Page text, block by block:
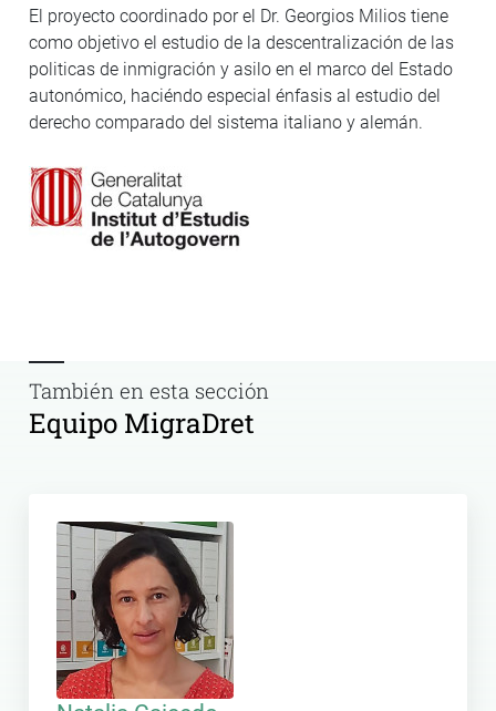
El proyecto coordinado por el Dr. Georgios Milios tiene
como objetivo el estudio de la descentralización de las
politicas de inmigración y asilo en el marco del Estado
autonómico, haciéndo especial énfasis al estudio del
derecho comparado del sistema italiano y alemán.
También en esta sección
Equipo MigraDret